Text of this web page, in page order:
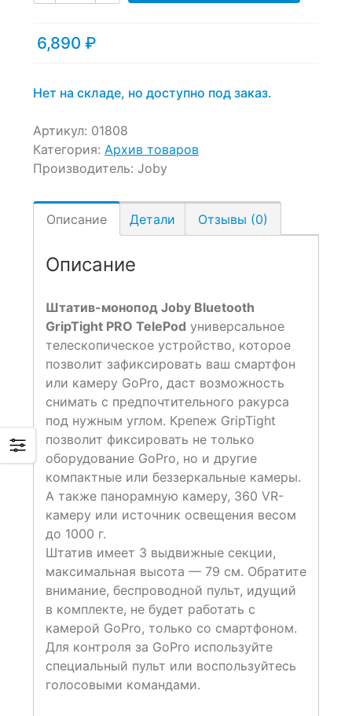
6,890 ₽
Нет на складе, но доступно под заказ.
Артикул: 01808
Категория: Архив товаров
Производитель: Joby
Описание Детали Отзывы (0)
Описание
Штатив-монопод Joby Bluetooth
GripTight PRO TelePod универсальное
телескопическое устройство, которое
позволит зафиксировать ваш смартфон
или камеру GoPro, даст возможность
снимать с предпочтительного ракурса
под нужным углом. Крепеж GripTight
позволит фиксировать не только
оборудование GoPro, но и другие
компактные или беззеркальные камеры.
А также панорамную камеру, 360 VR-
камеру или источник освещения весом
до 1000 г.
Штатив имеет 3 выдвижные секции,
максимальная высота — 79 см. Обратите
внимание, беспроводной пульт, идущий
в комплекте, не будет работать с
камерой GoPro, только со смартфоном.
Для контроля за GoPro используйте
специальный пульт или воспользуйтесь
голосовыми командами.